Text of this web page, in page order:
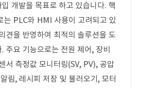
개발을 목표로 하고 있습니다. 핵
는 PLC와 HMI 사용이 고려되고 있
견을 반영하여 최적의 솔루션을 도
주요 기능으로는 전원 제어, 장비
서 측정값 모니터링(SV, PV), 공압
림, 레시피 저장 및 불러오기, 모터